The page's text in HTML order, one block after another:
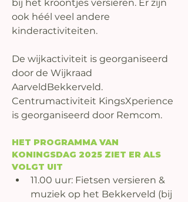
bij het kroontjes versieren. Er zijn
ook héél veel andere
kinderactiviteiten.
De wijkactiviteit is georganiseerd
door de Wijkraad
AarveldBekkerveld.
Centrumactiviteit KingsXperience
is georganiseerd door Remcom.
HET PROGRAMMA VAN
KONINGSDAG 2025 ZIET ER ALS
VOLGT UIT
11.00 uur: Fietsen versieren &
muziek op het Bekkerveld (bij